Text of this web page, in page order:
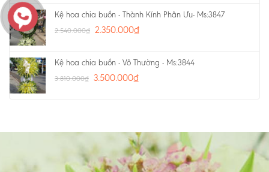
Kệ hoa chia buồn - Thành Kính Phân Ưu- Ms:3847
2.540.000₫ 2.350.000₫
Kệ hoa chia buồn - Vô Thường - Ms:3844
3.810.000₫ 3.500.000₫